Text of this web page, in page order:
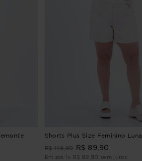
Shorts Plus Size Feminino Luna
R$ 149,90 R$ 89 90
Em até 1 x R$ 89 90 sem juros